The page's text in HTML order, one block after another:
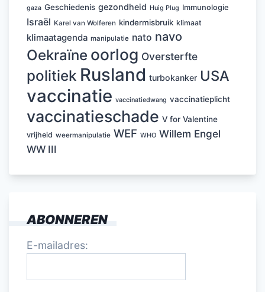
gaza Geschiedenis gezondheid Huig Plug Immunologie
Israël Karel van Wolferen kindermisbruik klimaat
klimaatagenda manipulatie nato navo
Oekraïne oorlog Oversterfte
politiek Rusland turbokanker USA
vaccinatie vaccinatiedwang vaccinatieplicht
vaccinatieschade V for Valentine
vrijheid weermanipulatie WEF WHO Willem Engel
WW III
ABONNEREN
E-mailadres: